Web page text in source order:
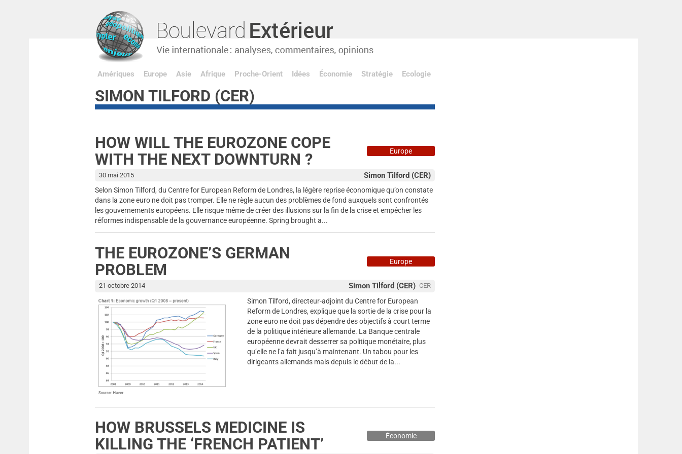
Amériques Europe Asie Afrique Proche-Orient Idées Économie Stratégie Ecologie
SIMON TILFORD (CER)
Europe
HOW WILL THE EUROZONE COPE
WITH THE NEXT DOWNTURN ?
Simon Tilford (CER)
30 mai 2015
Selon Simon Tilford, du Centre for European Reform de Londres, la légère reprise économique qu’on constate
dans la zone euro ne doit pas tromper. Elle ne règle aucun des problèmes de fond auxquels sont confrontés
les gouvernements européens. Elle risque même de créer des illusions sur la fin de la crise et empêcher les
réformes indispensable de la gouvernance européenne. Spring brought a...
Europe
THE EUROZONE’S GERMAN
PROBLEM
Simon Tilford (CER) CER
21 octobre 2014
Simon Tilford, directeur-adjoint du Centre for European
Reform de Londres, explique que la sortie de la crise pour la
zone euro ne doit pas dépendre des objectifs à court terme
de la politique intérieure allemande. La Banque centrale
européenne devrait desserrer sa politique monétaire, plus
qu’elle ne l’a fait jusqu’à maintenant. Un tabou pour les
dirigeants allemands mais depuis le début de la...
Économie
HOW BRUSSELS MEDICINE IS
KILLING THE ‘FRENCH PATIENT’